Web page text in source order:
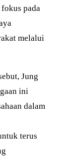
pada
melalui
Jung
ini
dalam
terus